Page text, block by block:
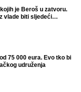
je Beroš u zatvoru.
vlade biti sljedeći
75 000 eura. Evo tko bi
udruženja